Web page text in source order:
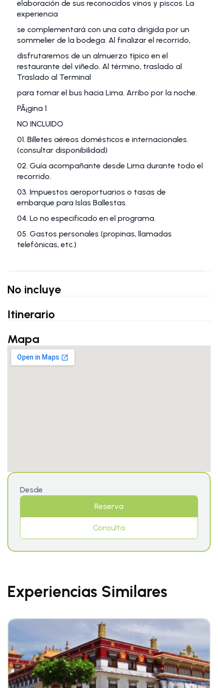
elaboración de sus reconocidos vinos y piscos. La
experiencia
se complementará con una cata dirigida por un
sommelier de la bodega. Al finalizar el recorrido,
disfrutaremos de un almuerzo típico en el
restaurante del viñedo. Al término, traslado al
Traslado al Terminal
para tomar el bus hacia Lima. Arribo por la noche.
PÃ¡gina 1
NO INCLUIDO
01. Billetes aéreos domésticos e internacionales.
(consultar disponibilidad)
02. Guía acompañante desde Lima durante todo el
recorrido.
03. Impuestos aeroportuarios o tasas de
embarque para Islas Ballestas.
04. Lo no especificado en el programa.
05. Gastos personales (propinas, llamadas
telefónicas, etc.)
No incluye
Itinerario
Mapa
Desde
Reserva
Consulta
Experiencias Similares